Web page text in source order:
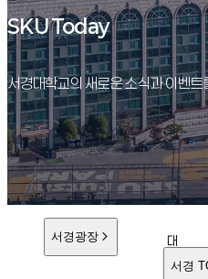
SKU Today
SKU Today
서경대학교의 새로운 소식과 이벤
서경광장
대
학
서경